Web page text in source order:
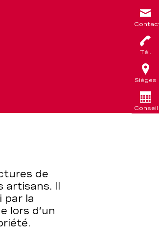
Tél.
Sièges
Conseil
de
artisans. Il
par la
lors d’un